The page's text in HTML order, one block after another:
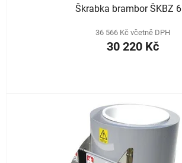
Škrabka brambor ŠKBZ
36 566 Kč včetně DPH
30 220 Kč